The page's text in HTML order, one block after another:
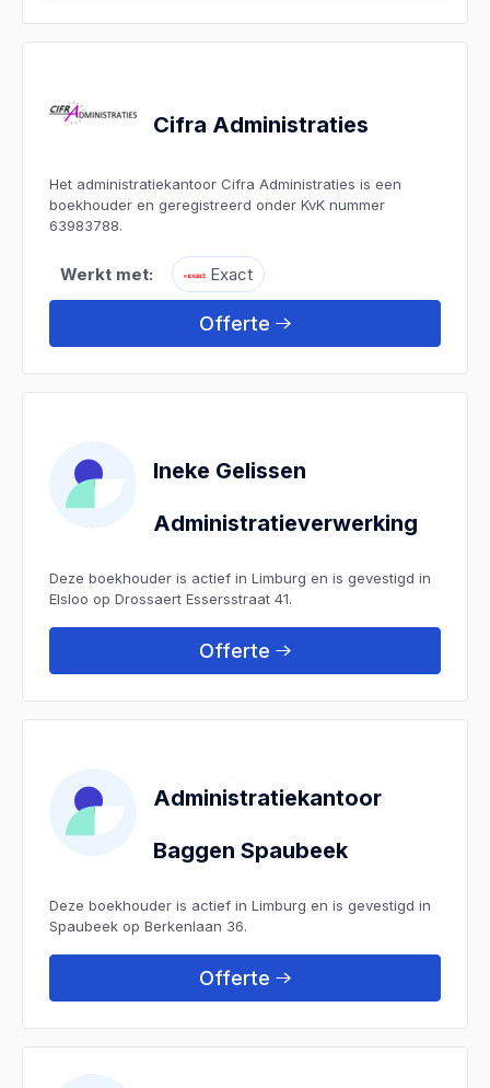
Cifra Administraties
Het administratiekantoor Cifra Administraties is een
boekhouder en geregistreerd onder KvK nummer
63983788.
Werkt met: Exact
Offerte
Ineke Gelissen
Administratieverwerking
Deze boekhouder is actief in Limburg en is gevestigd in
Elsloo op Drossaert Essersstraat 41.
Offerte
Administratiekantoor
Baggen Spaubeek
Deze boekhouder is actief in Limburg en is gevestigd in
Spaubeek op Berkenlaan 36.
Offerte